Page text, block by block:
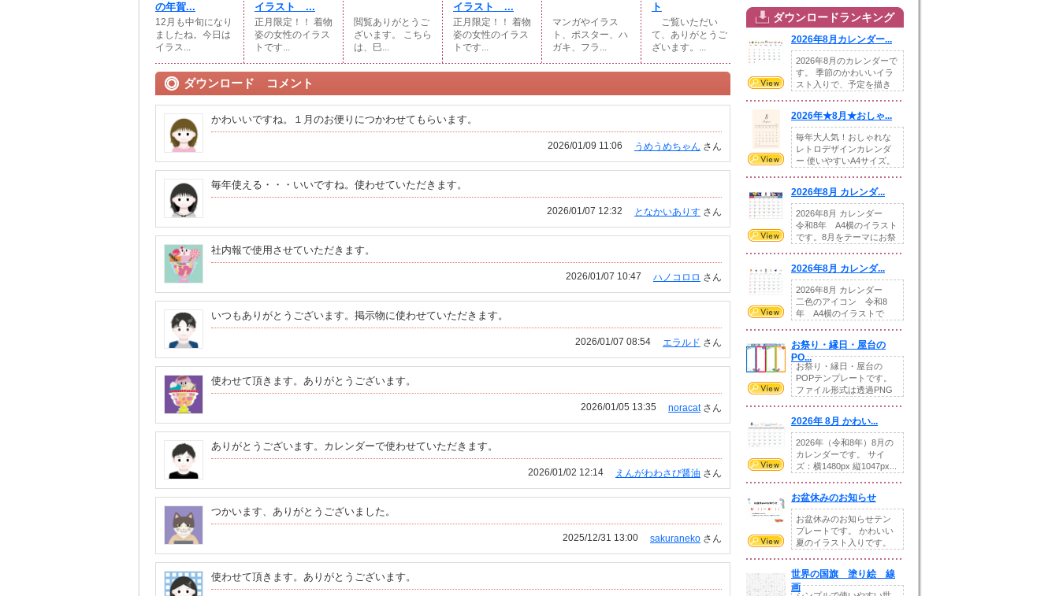
の年賀...
12月も中旬になり
ましたね。今日は
イラス...
イラスト ...
正月限定！！ 着物
姿の女性のイラス
トです...
閲覧ありがとうご
ざいます。 こちら
は、巳...
イラスト ...
正月限定！！ 着物
姿の女性のイラス
トです...
マンガやイラス
ト、ポスター、ハ
ガキ、フラ...
ト
ご覧いただい
て、ありがとうご
ざいます。...
ダウンロード コメント
かわいいですね。１月のお便りにつかわせてもらいます。
うめうめちゃん さん
2026/01/09 11:06
毎年使える・・・いいですね。使わせていただきます。
となかいありす さん
2026/01/07 12:32
社内報で使用させていただきます。
ハノコロロ さん
2026/01/07 10:47
いつもありがとうございます。掲示物に使わせていただきます。
エラルド さん
2026/01/07 08:54
使わせて頂きます。ありがとうございます。
noracatさん
2026/01/05 13:35
ありがとうございます。カレンダーで使わせていただきます。
えんがわわさび醤油 さん
2026/01/02 12:14
つかいます、ありがとうございました。
sakuraneko さん
2025/12/31 13:00
使わせて頂きます。ありがとうございます。
ダウンロードランキング
2026年8月カレンダー...
2026年8月のカレンダーで
す。 季節のかわいいイラ
スト入りで、予定を描き
2026年★8月★おしゃ...
毎年大人気！おしゃれな
レトロデザインカレンダ
ー 使いやすいA4サイズ。
2026年8月 カレンダ...
2026年8月 カレンダー
令和8年 A4横のイラスト
です。8月をテーマにお祭
2026年8月 カレンダ...
2026年8月 カレンダー
二色のアイコン 令和8
年 A4横のイラストで
お祭り・縁日・屋台の
PO...
お祭り・縁日・屋台の
POPテンプレートです。
ファイル形式は透過PNG
2026年 8月 かわい...
2026年（令和8年）8月の
カレンダーです。 サイ
ズ：横1480px 縦1047px...
お盆休みのお知らせ
お盆休みのお知らせテン
プレートです。 かわいい
夏のイラスト入りです。
世界の国旗 塗り絵 線
画